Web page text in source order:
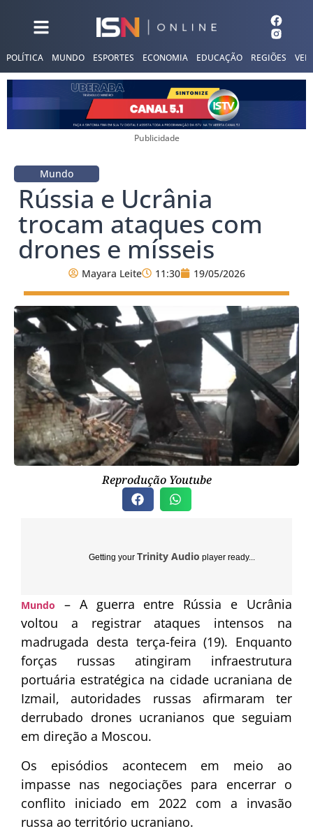
POLÍTICA MUNDO ESPORTES ECONOMIA EDUCAÇÃO REGIÕES
Publicidade
Mundo
Rússia e Ucrânia
trocam ataques com
drones e mísseis
Mayara Leite 11:30 19/05/2026
Reprodução Youtube
Getting your Trinity Audio player ready...
Mundo – A guerra entre Rússia e Ucrânia
voltou a registrar ataques intensos na
madrugada desta terça-feira (19). Enquanto
forças russas atingiram infraestrutura
portuária estratégica na cidade ucraniana de
Izmail, autoridades russas afirmaram ter
derrubado drones ucranianos que seguiam
em direção a Moscou.
Os episódios acontecem em meio ao
impasse nas negociações para encerrar o
conflito iniciado em 2022 com a invasão
russa ao território ucraniano.